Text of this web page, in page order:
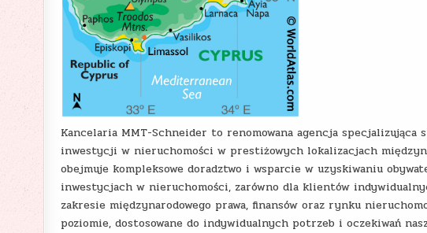
Kancelaria MMT-Schneider to renomowana agencja specjalizująca
inwestycji w nieruchomości w prestiżowych lokalizacjach
obejmuje kompleksowe doradztwo i wsparcie w uzyskiwaniu
inwestycjach w nieruchomości, zarówno dla klientów
zakresie międzynarodowego prawa, finansów oraz rynku
poziomie, dostosowane do indywidualnych potrzeb i oczekiwań